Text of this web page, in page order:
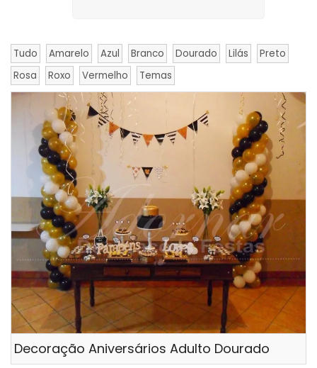
Tudo Amarelo Azul Branco Dourado Lilás
Preto
Rosa
Roxo Vermelho Temas
Decoração Aniversários Adulto Dourado